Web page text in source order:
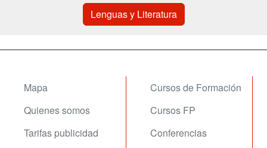
Lenguas y Literatura
Mapa
Quienes somos
Tarifas publicidad
Cursos de Formación
Cursos FP
Conferencias